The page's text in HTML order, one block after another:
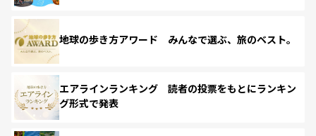
地球の歩き方アワード みんなで選ぶ、旅のベスト。
エアラインランキング 読者の投票をもとにランキン
グ形式で発表